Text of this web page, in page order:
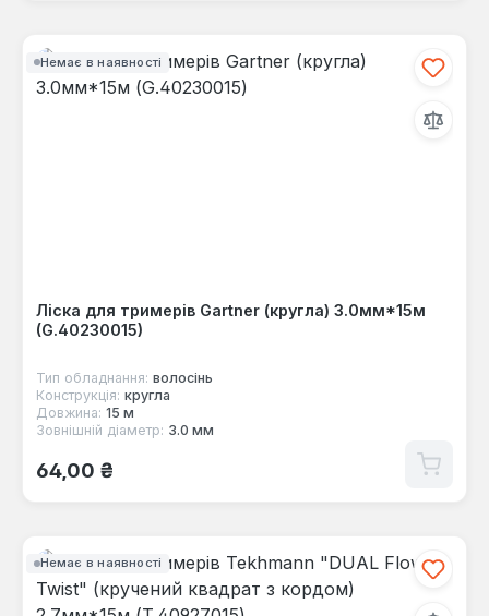
Немає в наявності
Ліска для тримерів Gartner (кругла) 3.0мм*15м
(G.40230015)
Тип обладнання: волосінь
Конструкція: кругла
Довжина: 15 м
Зовнішній діаметр: 3.0 мм
Звичайна ціна:
64,00 ₴
Немає в наявності